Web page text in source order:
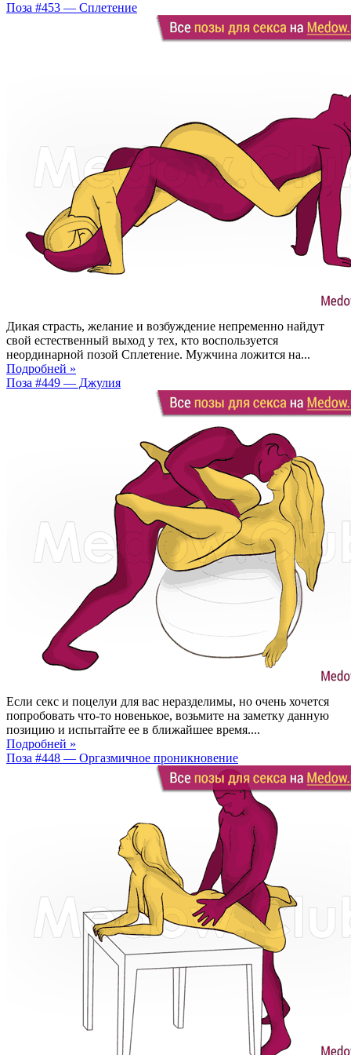
Поза #453 — Сплетение
Дикая страсть, желание и возбуждение непременно найдут
свой естественный выход у тех, кто воспользуется
неординарной позой Сплетение. Мужчина ложится на...
Подробней »
Поза #449 — Джулия
Если секс и поцелуи для вас неразделимы, но очень хочется
попробовать что-то новенькое, возьмите на заметку данную
позицию и испытайте ее в ближайшее время....
Подробней »
Поза #448 — Оргазмичное проникновение